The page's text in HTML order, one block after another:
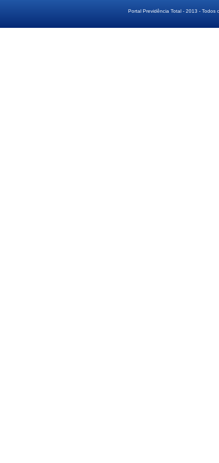
Portal Previdência Total - 2013 - Todos